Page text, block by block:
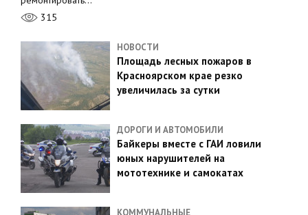
315
НОВОСТИ
Площадь лесных пожаров в
Красноярском крае резко
увеличилась за сутки
ДОРОГИ И АВТОМОБИЛИ
Байкеры вместе с ГАИ ловили
юных нарушителей на
мототехнике и самокатах
КОММУНАЛЬНЫЕ